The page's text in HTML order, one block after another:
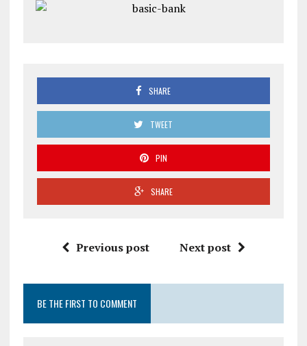
SHARE
TWEET
PIN
SHARE
Previous post Next post
BE THE FIRST TO COMMENT